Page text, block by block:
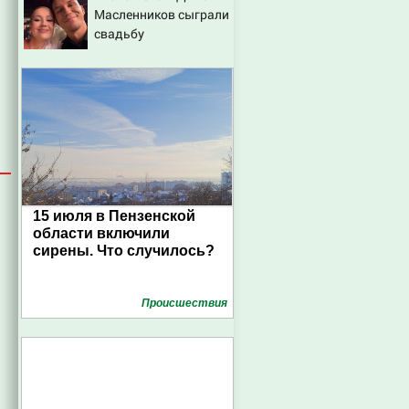
07/08/2026 – Новости
Масленников сыграли
свадьбу
15 июля в Пензенской
области включили
сирены. Что случилось?
Проиcшествия